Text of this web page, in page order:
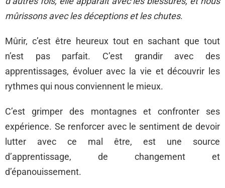
mûrissons avec les déceptions et les chutes.
Mûrir, c’est être heureux tout en sachant que tout
n’est pas parfait. C’est grandir avec des
apprentissages, évoluer avec la vie et découvrir les
rythmes qui nous conviennent le mieux.
C’est grimper des montagnes et confronter ses
expérience. Se renforcer avec le sentiment de devoir
lutter avec ce mal être, est une source
d’apprentissage, de changement et
d’épanouissement.